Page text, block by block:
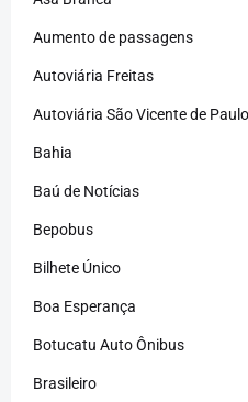
Aumento de passagens
Autoviária Freitas
Autoviária São Vicente de Paulo
Bahia
Baú de Notícias
Bepobus
Bilhete Único
Boa Esperança
Botucatu Auto Ônibus
Brasileiro